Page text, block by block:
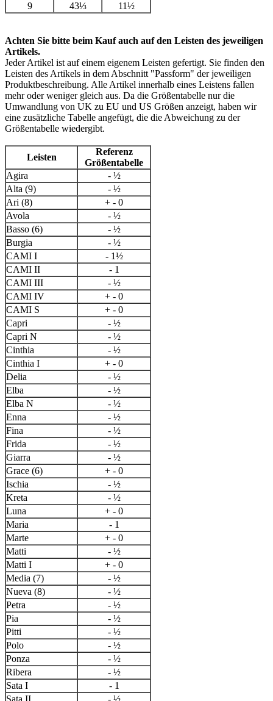
9
43⅓ 11½
Achten Sie bitte beim Kauf auch auf den Leisten des jeweiligen
Artikels.
Jeder Artikel ist auf einem eigenem Leisten gefertigt. Sie finden den
Leisten des Artikels in dem Abschnitt "Passform" der jeweiligen
Produktbeschreibung. Alle Artikel innerhalb eines Leistens fallen
mehr oder weniger gleich aus. Da die Größentabelle nur die
Umwandlung von UK zu EU und US Größen anzeigt, haben wir
eine zusätzliche Tabelle angefügt, die die Abweichung zu der
Größentabelle wiedergibt.
Leisten
Referenz
Größentabelle
Agira
- ½
Alta (9)
- ½
Ari (8)
+ - 0
Avola
- ½
Basso (6)
- ½
Burgia
- ½
CAMI I
- 1½
CAMI II
- 1
CAMI III
- ½
CAMI IV
+ - 0
CAMI S
+ - 0
Capri
- ½
Capri N
- ½
Cinthia
- ½
Cinthia I
+ - 0
Delia
- ½
Elba
- ½
Elba N
- ½
Enna
- ½
Fina
- ½
Frida
- ½
Giarra
- ½
Grace (6)
+ - 0
Ischia
- ½
Kreta
- ½
Luna
+ - 0
Maria
- 1
Marte
+ - 0
Matti
- ½
Matti I
+ - 0
Media (7)
- ½
Nueva (8)
- ½
Petra
- ½
Pia
- ½
Pitti
- ½
Polo
- ½
Ponza
- ½
Ribera
- ½
Sata I
- 1